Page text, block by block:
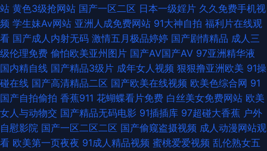
新不卡AV电影 91艹白虎 91学生妹片黄com www麻酥酥福利姬 成人肏屄福
利网站 东京热美女性爱网 国内产品免费 久久国产精品色婷婷 欧美不卡成人
在线 日韩国产熟女网站 亚洲国产艹艹网站 91不用下载免费观看 91高清视频
在线观看 91日韩 草逼免费视频国 东京热家庭伦理片 国产欧美日本懂色云播
久热最新 日韩色情专区 三级黄色日叉视频 五月婷婷六月花 午夜成人区在线
站 黄色3级抢网站 国产一区二区 日本一级婬片 久久免费手机视
频 学生妹Av网站 亚洲人成免费网站 91大神自拍 福利片在线观
看 国产成人内射无码 激情五月极品婷婷 国产剧情精品 成人三
级伦理免费 偷怕欧美亚州图片 国产AV国产AV 97亚洲精华液
国内精自线 国产精品3级片 成年女人视频 狠狠撸亚洲欧美 91操
碰在线 国产高清精品二区 国产欧美在线视频 欧美色综合网 91
国产自拍偷拍 香蕉911 花蝴蝶看片免费 白丝美女免费网站 欧美
女人与动物交 国产精品无码电影 91插插库 97超碰大香蕉 户外
自慰影院 国产一区二区二区 国产偷窥盗摄视频 成人动漫网站观
看 欧美第一页夜夜 91成人精品视频 蜜桃爱爱视频 乱伦熟女五